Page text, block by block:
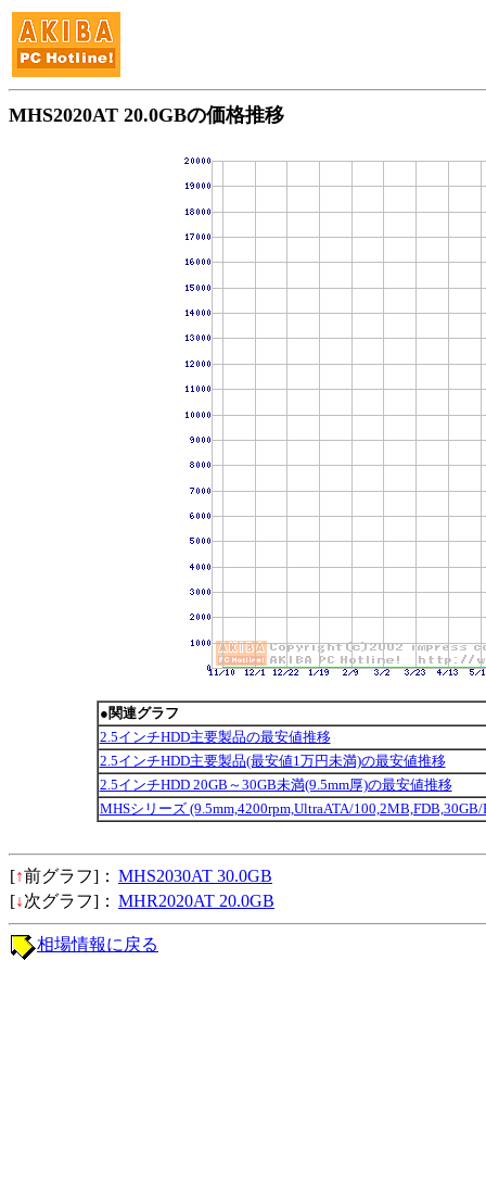
MHS2020AT 20.0GBの価格推移
●関連グラフ
2.5インチHDD主要製品の最安値推移
2.5インチHDD主要製品(最安値1万円未満)の最安値推移
2.5インチHDD 20GB～30GB未満(9.5mm厚)の最安値推移
MHSシリーズ (9.5mm,4200rpm,UltraATA/
[↑前グラフ]： MHS2030AT 30.0GB
[↓次グラフ]： MHR2020AT 20.0GB
相場情報に戻る